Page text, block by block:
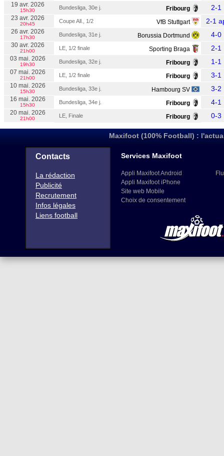
19 avr. 2026
15h30 Bundesliga, 30e j. Fribourg 2-1
23 avr. 2026
20h45 Coupe All., 1/2 VfB Stuttgart 2-1
26 avr. 2026
17h30 Bundesliga, 31e j. Borussia Dortmund 4-0
30 avr. 2026
21h00 LE, 1/2 finale Sporting Braga 2-1
03 mai. 2026
19h30 Bundesliga, 32e j. Fribourg 1-1
07 mai. 2026
21h00 LE, 1/2 finale Fribourg 3-1
10 mai. 2026
15h30 Bundesliga, 33e j. Hambourg SV 3-2
16 mai. 2026
15h30 Bundesliga, 34e j. Fribourg 4-1
20 mai. 2026
21h00 LE, Finale Fribourg 0-3
Maxifoot (100% Football) :
Contacts
La rédaction
Publicité
Recrutement
Infos légales
Liens football
Services Maxifoot
Appli Maxifoot Android
Appli Maxifoot iPhone
Site web Mobile
Choix de consentement